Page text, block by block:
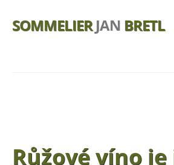
SOMMELIERJAN BRETL
Růžové víno